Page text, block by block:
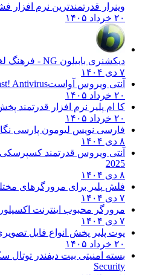
وینرار قدرتمندترین نرم افزار
۲۰ خرداد ۱۴۰۵
دیکشنری بابیلون NG - فرهنگ لغت کامپیوتر
۷ دی ۱۴۰۴
آنتی ویروس آواستAntivirus
۲۰ خرداد ۱۴۰۵
کا ام پلیر نرم افزار قدرتمند
۲۰ خرداد ۱۴۰۵
فارسی نویس لیومون پارسی
۸ دی ۱۴۰۴
آنتی ویروس قدرتمند کسپرسکی 2025
2025
۸ دی ۱۴۰۴
فلش پلیر برای مرورگرهای
۷ دی ۱۴۰۴
مرورگر محبوب اینترنت
۷ دی ۱۴۰۴
پوت پلیر پخش انواع فایل
۲۰ خرداد ۱۴۰۵
بسته امنیتی بیت دیفندر توتال
Security